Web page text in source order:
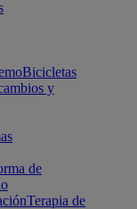
Bicicletas
y
de
Terapia de